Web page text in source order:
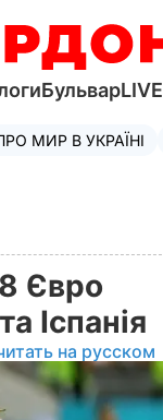
БульварLIVE
МИР В УКРАЇНІ
Євро
Іспанія
на русском